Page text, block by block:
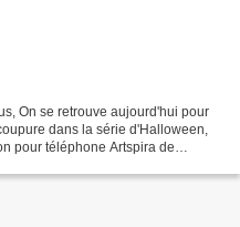
On se retrouve aujourd'hui pour
dans la série d'Halloween,
pour téléphone Artspira de